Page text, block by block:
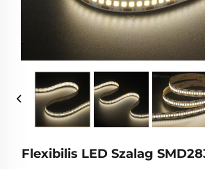
Flexibilis LED Szalag